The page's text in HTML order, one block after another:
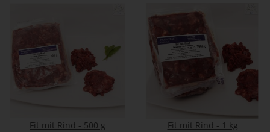
Fit mit Rind - 500 g
Fit mit Rind - 1 kg